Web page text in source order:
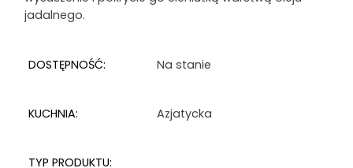
jadalnego.
DOSTĘPNOŚĆ: Na stanie
KUCHNIA: Azjatycka
TYP PRODUKTU: